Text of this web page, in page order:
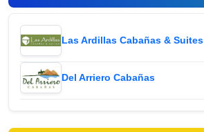
Las Ardillas Cabañas & Suites
Del Arriero Cabañas